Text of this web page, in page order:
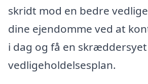
skridt mod en bedre
dine ejendomme ved at
i dag og få en skræddersyet
vedligeholdelsesplan.